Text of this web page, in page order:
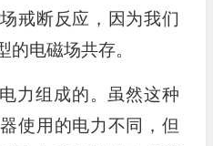
戒断反应，因为我们
的电磁场共存。
力组成的。虽然这种
使用的电力不同，但